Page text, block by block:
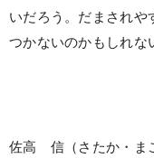
いだろう。だまされや
つかないのかもしれな
佐高 信（さたか・ま